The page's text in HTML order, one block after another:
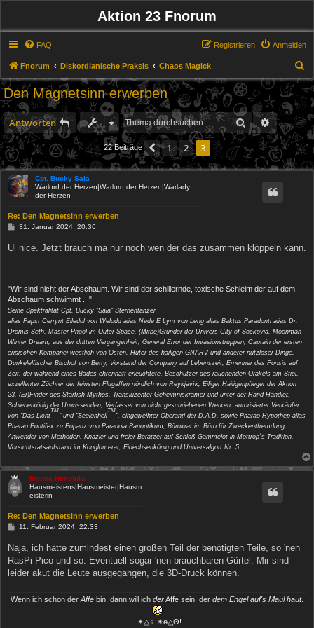
Aktion 23 Fnorum
FAQ Anmelden
Registrieren
Fnorum Diskordianische Praksis Chaos Magick
u
h
e
Den Magnetsinn erwerben
Antworten Suche
22 Beiträge Vorherige
1 2 3
Cpt. Bucky Saia
Warlord der Herzen|Warlord der Herzen|Warlady
der Herzen
Re: Den Magnetsinn erwerben
B31. Januar 2024, 20:36
Ui nice. Jetzt brauch ma nur noch wen der das zusammen klöppeln kann.
"Wir sind nicht der Abschaum. Wir sind der schillernde, toxische Schleim der auf dem
Abschaum schwimmt ..."
Seine Spektralität Cpt. Bucky "Saia" Sternentänzer
alias Papst Cerrynt Eiledol von Welodd alias Nede E Lym von Leng alias Baktus Paradonti alias Dr.
Dromis Seth, Master Phool im Outer Space, (Mitbe)Gründer der Univers-City of Sockovia, Moonman
Winter Dream, aus der dritten Vergangenheit, General Error der Invasionstruppen, Captain der ersten
erisischen Kompanei westlich von Osten, Hüter des hailigen GNARV und anderer nutzloser Dinge,
Dunkelelfischer Bischof von Betty, Vorstand der Company auf Lebenszeit, Ernenner des Fonsis auf
Zeit, der während eines Bades ehrenhaft erleuchtete, Beschützer des rauchenden Orakels am Stiel,
exzellenter Züchter der feinsten Flugaffen nördlich von Reykjavík, Eiliger Hailigenpfleger der Aktion
23, (Er)Finder des Starfish Mythos, Transluzenter Geheimniskrämer und unter der Hand Händler,
Schieberkönig der Unwissenden, Verfasser von nicht geschriebenen Werken, autorisierter Verkäufer
von "Das Licht
TM
" und "Seelenheil
TM
", eingeweihter Oberanti der D.A.D. sowie Pharao Hypothep alias
Pharao Pontifex zu Popanz von Paranoia Panoptikum, Bürokrat im Büro für Zweckentfremdung,
Anwender von Methoden, Knazler und freier Beratzer auf Schloß Gammelot in Mottrop´s Tradition,
Vorsichtsratsaufstand im Konglomerat, Eidechsenkönig und Universalgott Nr. 5
Bwana Honolulu
Hausmeistens|Hausmeister|Hausm
eisterin
Re: Den Magnetsinn erwerben
B
t
r
a
g
11. Februar 2024, 22:33
Naja, ich hätte zumindest einen großen Teil der benötigten Teile, so 'nen
RasPi Pico und so. Eventuell sogar 'nen brauchbaren Gürtel. Mir sind
leider akut die Leute ausgegangen, die 3D-Druck können.
Wenn ich schon der Affe bin, dann will ich derAffe sein, der dem Engel auf's Maul haut.
‒✴△♀ ✴ө△ʘ!